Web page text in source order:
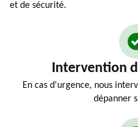
et de sécurité.
Intervention
En cas d'urgence, nous
dépanner